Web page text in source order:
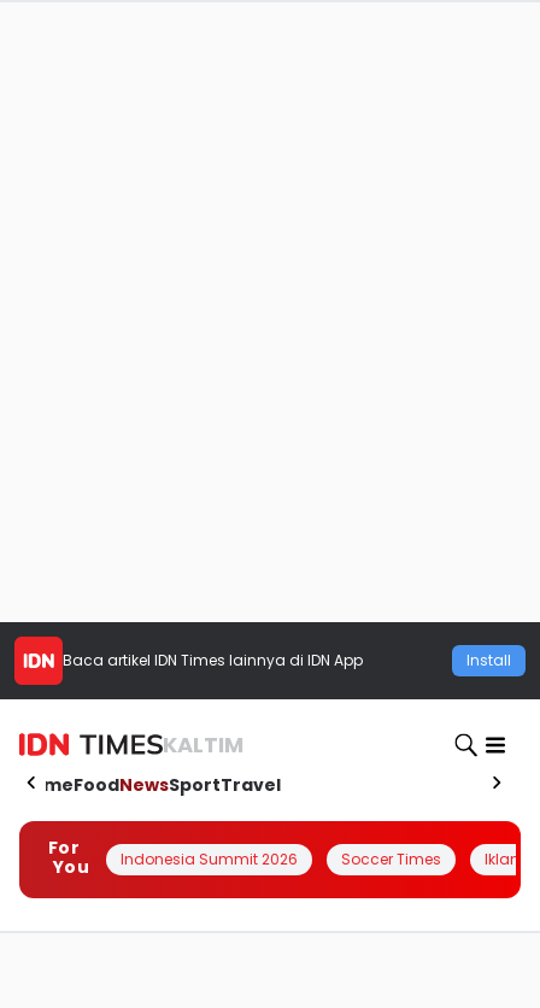
Baca artikel IDN Times lainnya di IDN App Install
KALTIM
HomeFoodNewsSportTravel
For
You
Indonesia Summit 2026 Soccer Times Iklanin